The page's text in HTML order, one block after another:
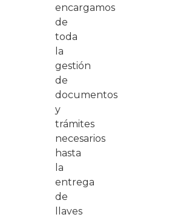
encargamos
de
toda
la
gestión
de
documentos
y
trámites
necesarios
hasta
la
entrega
de
llaves